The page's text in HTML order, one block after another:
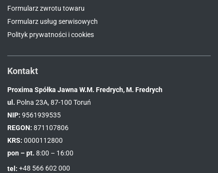
Formularz zwrotu towaru
Formularz usług serwisowych
Polityk prywatności i cookies
Kontakt
Proxima Spółka Jawna W.M. Fredrych, M. Fredrych
ul. Polna 23A, 87-100 Toruń
NIP: 9561939535
REGON: 871107806
KRS: 0000112800
pon – pt. 8:00 – 16:00
tel: +48 566 602 000